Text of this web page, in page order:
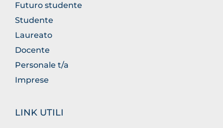
Futuro studente
Studente
Laureato
Docente
Personale t/a
Imprese
LINK UTILI